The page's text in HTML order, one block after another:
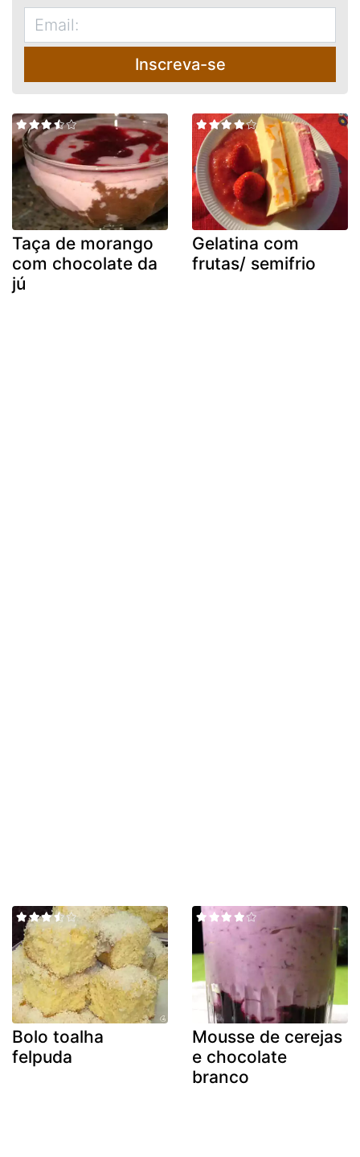
Inscreva-se
Taça de morango
com chocolate da
jú
Gelatina com
frutas/ semifrio
Bolo toalha
felpuda
Mousse de cerejas
e chocolate
branco